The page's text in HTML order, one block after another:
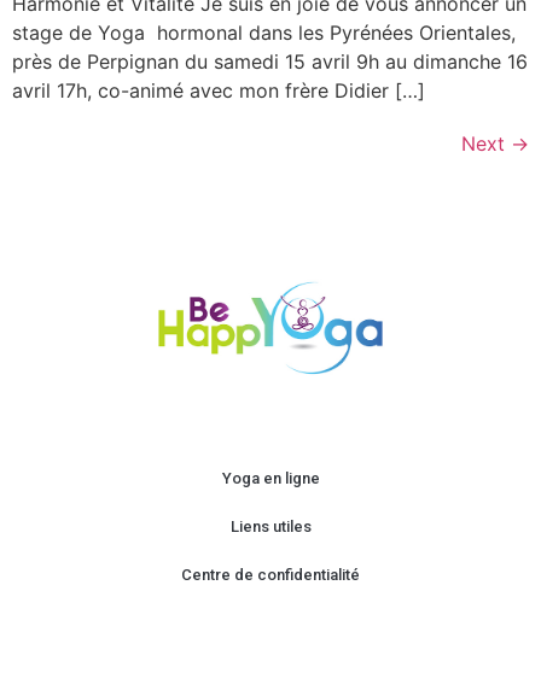
stage de Yoga hormonal dans les Pyrénées Orientales,
près de Perpignan du samedi 15 avril 9h au dimanche 16
avril 17h, co-animé avec mon frère Didier […]
Next →
Yoga en ligne
Liens utiles
Centre de confidentialité